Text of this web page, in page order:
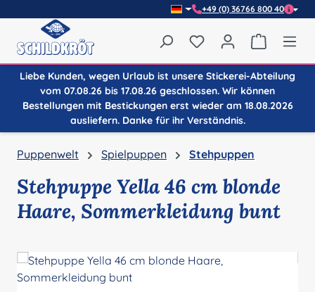
+49 (0) 36766 800 40
Du hast 0 Produkte
Liebe Kunden, wegen Urlaub ist unsere Stickerei-Abteilung
vom 07.08.26 bis 17.08.26 geschlossen. Wir können
Bestellungen mit Bestickungen erst wieder am 18.08.2026
ausliefern. Danke für ihr Verständnis.
Puppenwelt Spielpuppen Stehpuppen
Stehpuppe Yella 46 cm blonde
Haare, Sommerkleidung bunt